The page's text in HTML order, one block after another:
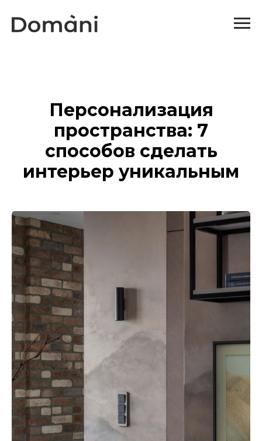
Персонализация
пространства: 7
способов сделать
интерьер уникальным